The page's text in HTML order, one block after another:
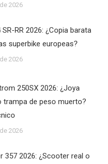
2026
RR 2026: ¿Copia barata
superbike europeas?
2026
250SX 2026: ¿Joya
trampa de peso muerto?
2026
357 2026: ¿Scooter real o